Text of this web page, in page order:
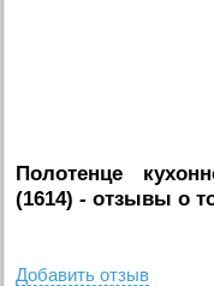
Полотенце
(1614) - отзывы о
Добавить отзыв